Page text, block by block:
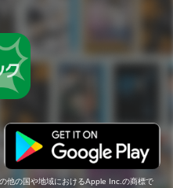
他の国や地域におけるApple Inc.の商標で